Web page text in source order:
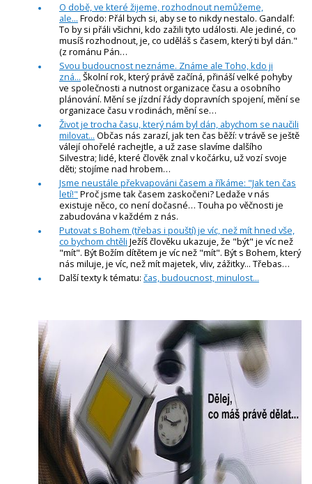
O době, ve které žijeme, rozhodnout nemůžeme,
ale... Frodo: Přál bych si, aby se to nikdy nestalo. Gandalf:
To by si přáli všichni, kdo zažili tyto události. Ale jediné, co
musíš rozhodnout, je, co uděláš s časem, který ti byl dán."
(z románu Pán…
Svou budoucnost neznáme. Známe ale Toho, kdo ji
zná... Školní rok, který právě začíná, přináší velké pohyby
ve společnosti a nutnost organizace času a osobního
plánování. Mění se jízdní řády dopravních spojení, mění se
organizace času v rodinách, mění se…
Život je trocha času, který nám byl dán, abychom se naučili
milovat... Občas nás zarazí, jak ten čas běží: v trávě se ještě
válejí ohořelé rachejtle, a už zase slavíme dalšího
Silvestra; lidé, které člověk znal v kočárku, už vozí svoje
děti; stojíme nad hrobem…
Jsme neustále překvapováni časem a říkáme: "Jak ten čas
letí!" Proč jsme tak časem zaskočeni? Ledaže v nás
existuje něco, co není dočasné… Touha po věčnosti je
zabudována v každém z nás.
Putovat s Bohem (třebas i pouští) je víc, než mít hned vše,
co bychom chtěli Ježíš člověku ukazuje, že "být" je víc než
"mít". Být Božím dítětem je víc než "mít". Být s Bohem, který
nás miluje, je víc, než mít majetek, vliv, zážitky... Třebas…
Další texty k tématu: čas, budoucnost, minulost...